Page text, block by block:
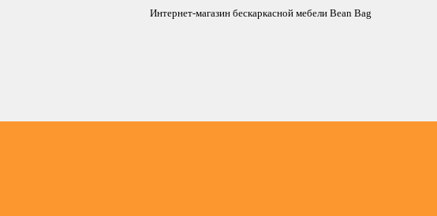
Интернет-магазин бескаркасной мебели Bean Bag